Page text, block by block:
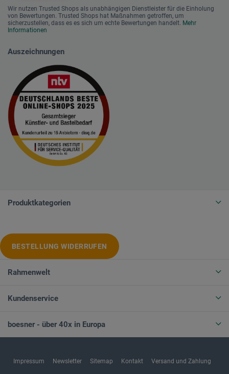
Wir nutzen Trusted Shops als unabhängigen Dienstleister für die Einholung
von Bewertungen. Trusted Shops hat Maßnahmen getroffen, um
sicherzustellen, dass es es sich um echte Bewertungen handelt. Mehr
Informationen
Auszeichnungen
Produktkategorien
BESTELLUNG WIDERRUFEN
Rahmenwelt
Kundenservice
boesner - über 40x in Europa
Impressum Newsletter Sitemap Kontakt Versand und Zahlung